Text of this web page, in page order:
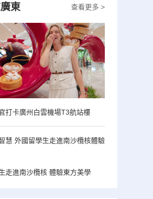
查看更多 >
東
打卡廣州白雲機場T3航站樓
慧 外國留學生走進南沙欖核體驗
走進南沙欖核 體驗東方美學